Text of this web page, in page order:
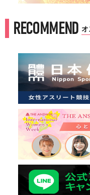
RECOMMEND オ